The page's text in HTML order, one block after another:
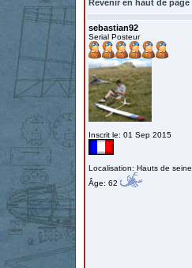
Revenir en haut de page
sebastian92
Serial Posteur
Inscrit le: 01 Sep 2015
Localisation: Hauts de seine
Âge: 62